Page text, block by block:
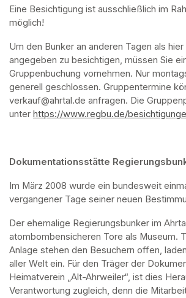
Eine Besichtigung ist ausschließlich im
möglich!
Um den Bunker an anderen Tagen als
angegeben zu besichtigen, müssen Sie
Gruppenbuchung vornehmen. Nur
generell geschlossen. Gruppentermine
verkauf@ahrtal.de anfragen. Die
unter https://www.regbu.de/
Dokumentationsstätte
Im März 2008 wurde ein bundesweit
vergangener Tage seiner neuen
Der ehemalige Regierungsbunker im
atombombensicheren Tore als Museum.
Anlage stehen den Besuchern offen,
aller Welt ein. Für den Träger der
Heimatverein „Alt-Ahrweiler“, ist dies
Verantwortung zugleich, denn die